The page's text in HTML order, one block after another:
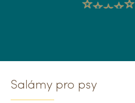
Salámy pro psy